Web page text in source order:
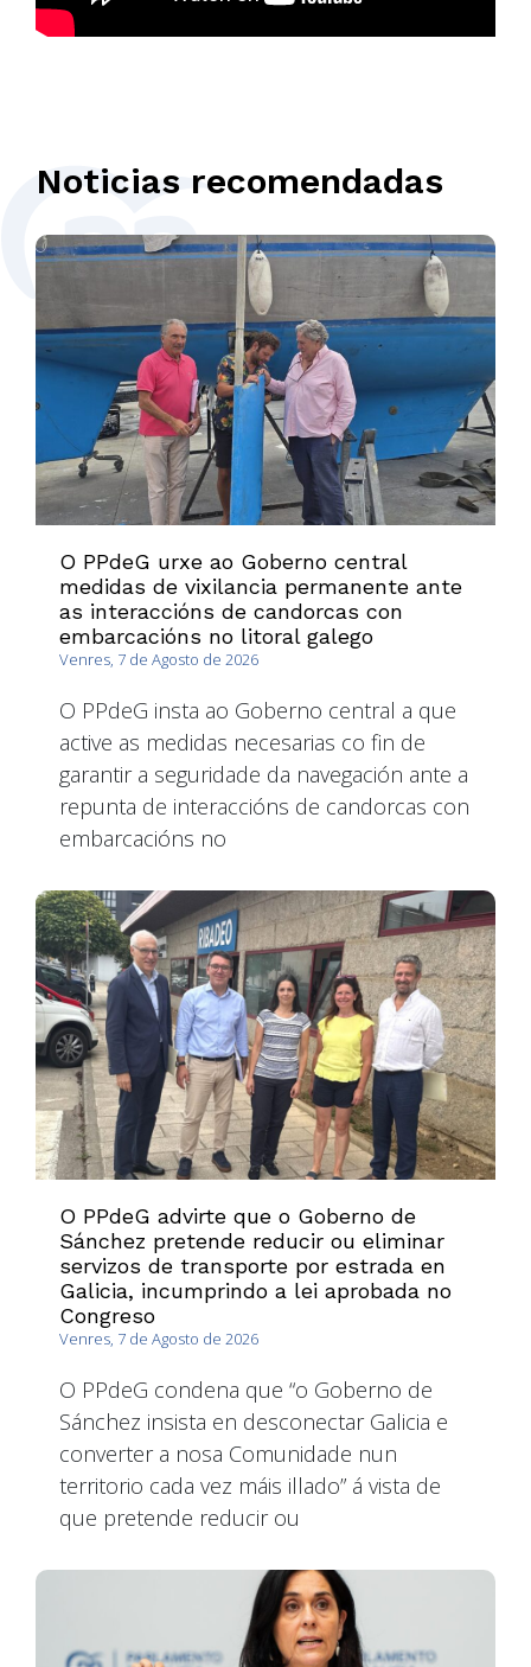
Noticias recomendadas
O PPdeG urxe ao Goberno central
medidas de vixilancia permanente ante
as interaccións de candorcas con
embarcacións no litoral galego
Venres, 7 de Agosto de 2026
O PPdeG insta ao Goberno central a que
active as medidas necesarias co fin de
garantir a seguridade da navegación ante a
repunta de interaccións de candorcas con
embarcacións no
O PPdeG advirte que o Goberno de
Sánchez pretende reducir ou eliminar
servizos de transporte por estrada en
Galicia, incumprindo a lei aprobada no
Congreso
Venres, 7 de Agosto de 2026
O PPdeG condena que “o Goberno de
Sánchez insista en desconectar Galicia e
converter a nosa Comunidade nun
territorio cada vez máis illado” á vista de
que pretende reducir ou